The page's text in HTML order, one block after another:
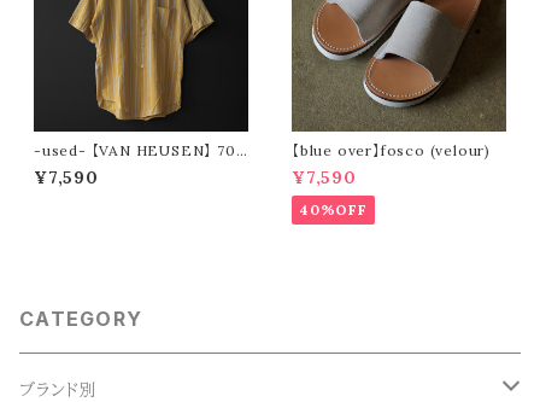
-used- 【VAN HEUSEN】 70s
stripe s/s shirt
¥7,590
【blue over】fosco (velour)
¥7,590
40%OFF
CATEGORY
ブランド別